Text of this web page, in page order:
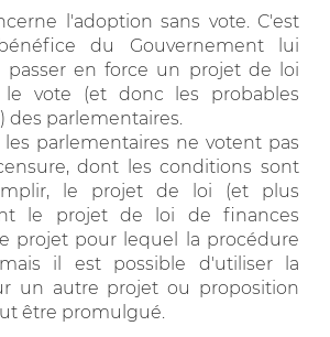
l'adoption sans vote. C'est
du Gouvernement lui
en force un projet de loi
le vote (et donc les probables
parlementaires.
les parlementaires ne votent pas
dont les conditions sont
le projet de loi (et plus
le projet de loi de finances
projet pour lequel la procédure
il est possible d'utiliser la
un autre projet ou proposition
être promulgué.